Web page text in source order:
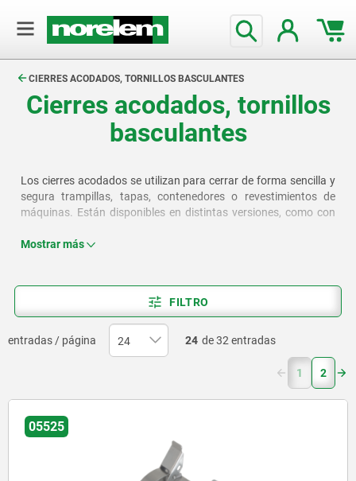
CIERRES ACODADOS, TORNILLOS BASCULANTES
Cierres acodados, tornillos
basculantes
Los cierres acodados se utilizan para cerrar de forma sencilla y
segura trampillas, tapas, contenedores o revestimientos de
máquinas. Están disponibles en distintas versiones, como con
móviles. Esta categoría también incluye tornillos basculantes y
Mostrar más
FILTRO
entradas / página 24 de 32 entradas
1 (current)
2
05525